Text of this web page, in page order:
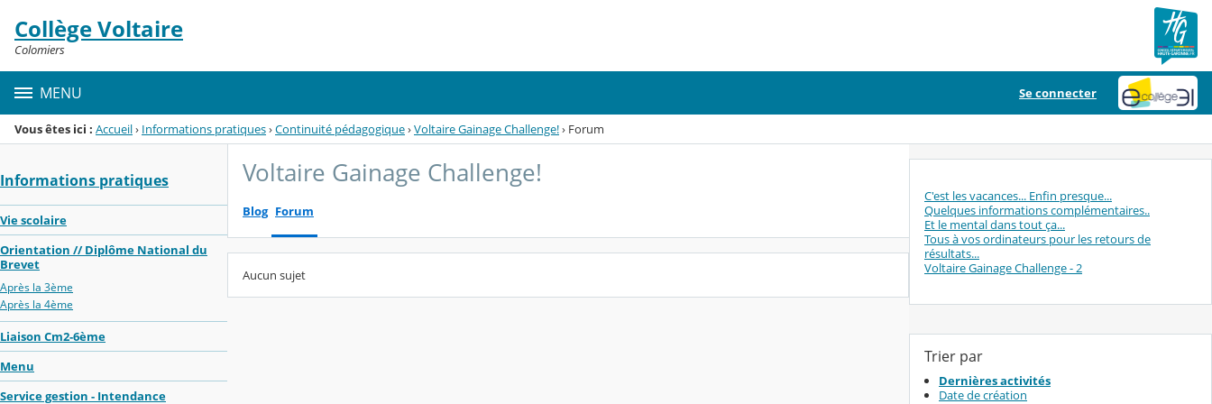
Menu de la rubrique
Contenu
Collège Voltaire
Colomiers
MENU Se connecter
Vous êtes ici : Accueil› Informations pratiques›Continuité pédagogique›Voltaire Gainage Challenge!› Forum
Informations pratiques
Vie scolaire
Orientation // Diplôme National du
Brevet
Après la 3ème
Après la 4ème
Liaison Cm2-6ème
Menu
Service gestion - Intendance
Voltaire Gainage Challenge!
Blog Forum
Aucun sujet
C'est les vacances... Enfin presque...
Quelques informations complémentaires..
Et le mental dans tout ça...
Tous à vos ordinateurs pour les retours de
résultats...
Voltaire Gainage Challenge - 2
Trier par
Dernières activités
Date de création